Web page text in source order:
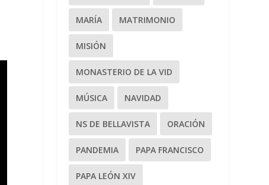
MARÍA MATRIMONIO
MISIÓN
MONASTERIO DE LA VID
MÚSICA NAVIDAD
NS DE BELLAVISTA ORACIÓN
PANDEMIA PAPA FRANCISCO
PAPA LEÓN XIV